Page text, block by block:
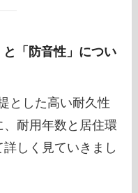
「防音性」につい
とした高い耐久性
耐用年数と居住環
しく見ていきまし